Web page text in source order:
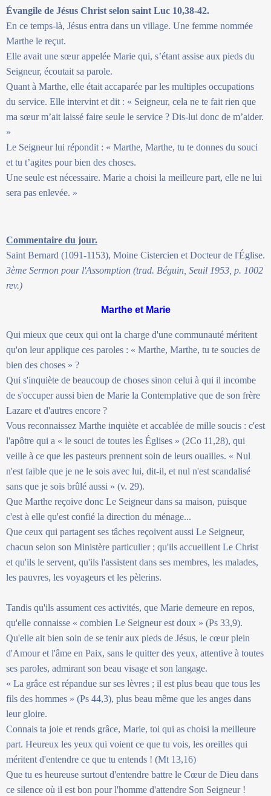
Évangile de Jésus Christ selon saint Luc 10,38-42.
En ce temps-là, Jésus entra dans un village. Une femme nommée
Marthe le reçut.
Elle avait une sœur appelée Marie qui, s’étant assise aux pieds du
Seigneur, écoutait sa parole.
Quant à Marthe, elle était accaparée par les multiples occupations
du service. Elle intervint et dit : « Seigneur, cela ne te fait rien que
ma sœur m’ait laissé faire seule le service ? Dis-lui donc de m’aider.
»
Le Seigneur lui répondit : « Marthe, Marthe, tu te donnes du souci
et tu t’agites pour bien des choses.
Une seule est nécessaire. Marie a choisi la meilleure part, elle ne lui
sera pas enlevée. »
Commentaire du jour.
Saint Bernard (1091-1153), Moine Cistercien et Docteur de l'Église.
3ème Sermon pour l'Assomption (trad. Béguin, Seuil 1953, p. 1002
rev.)
Marthe et Marie
Qui mieux que ceux qui ont la charge d'une communauté méritent
qu'on leur applique ces paroles : « Marthe, Marthe, tu te soucies de
bien des choses » ?
Qui s'inquiète de beaucoup de choses sinon celui à qui il incombe
de s'occuper aussi bien de Marie la Contemplative que de son frère
Lazare et d'autres encore ?
Vous reconnaissez Marthe inquiète et accablée de mille soucis : c'est
l'apôtre qui a « le souci de toutes les Églises » (2Co 11,28), qui
veille à ce que les pasteurs prennent soin de leurs ouailles. « Nul
n'est faible que je ne le sois avec lui, dit-il, et nul n'est scandalisé
sans que je sois brûlé aussi » (v. 29).
Que Marthe reçoive donc Le Seigneur dans sa maison, puisque
c'est à elle qu'est confié la direction du ménage...
Que ceux qui partagent ses tâches reçoivent aussi Le Seigneur,
chacun selon son Ministère particulier ; qu'ils accueillent Le Christ
et qu'ils le servent, qu'ils l'assistent dans ses membres, les malades,
les pauvres, les voyageurs et les pèlerins.
Tandis qu'ils assument ces activités, que Marie demeure en repos,
qu'elle connaisse « combien Le Seigneur est doux » (Ps 33,9).
Qu'elle ait bien soin de se tenir aux pieds de Jésus, le cœur plein
d'Amour et l'âme en Paix, sans le quitter des yeux, attentive à toutes
ses paroles, admirant son beau visage et son langage.
« La grâce est répandue sur ses lèvres ; il est plus beau que tous les
fils des hommes » (Ps 44,3), plus beau même que les anges dans
leur gloire.
Connais ta joie et rends grâce, Marie, toi qui as choisi la meilleure
part. Heureux les yeux qui voient ce que tu vois, les oreilles qui
méritent d'entendre ce que tu entends ! (Mt 13,16)
Que tu es heureuse surtout d'entendre battre le Cœur de Dieu dans
ce silence où il est bon pour l'homme d'attendre Son Seigneur !